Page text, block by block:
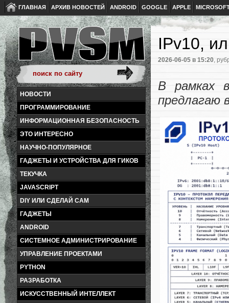
ГЛАВНАЯ АРХИВ НОВОСТЕЙ ANDROID GOOGLE APPLE
НОВОСТИ
ПРОГРАММИРОВАНИЕ
ИНФОРМАЦИОННАЯ БЕЗОПАСНОСТЬ
ЭТО ИНТЕРЕСНО
НАУЧНО-ПОПУЛЯРНОЕ
ГАДЖЕТЫ И УСТРОЙСТВА ДЛЯ ГИКОВ
ТЕКУЧКА
JAVASCRIPT
DIY ИЛИ СДЕЛАЙ САМ
ГАДЖЕТЫ
ANDROID
СИСТЕМНОЕ АДМИНИСТРИРОВАНИЕ
УПРАВЛЕНИЕ ПРОЕКТАМИ
PYTHON
РАЗРАБОТКА
ИСКУССТВЕННЫЙ ИНТЕЛЛЕКТ
IPv10,
2026-06-05 в 15:20,
В рамках
предлагаю